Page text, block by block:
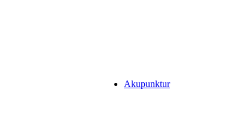
Akupunktur